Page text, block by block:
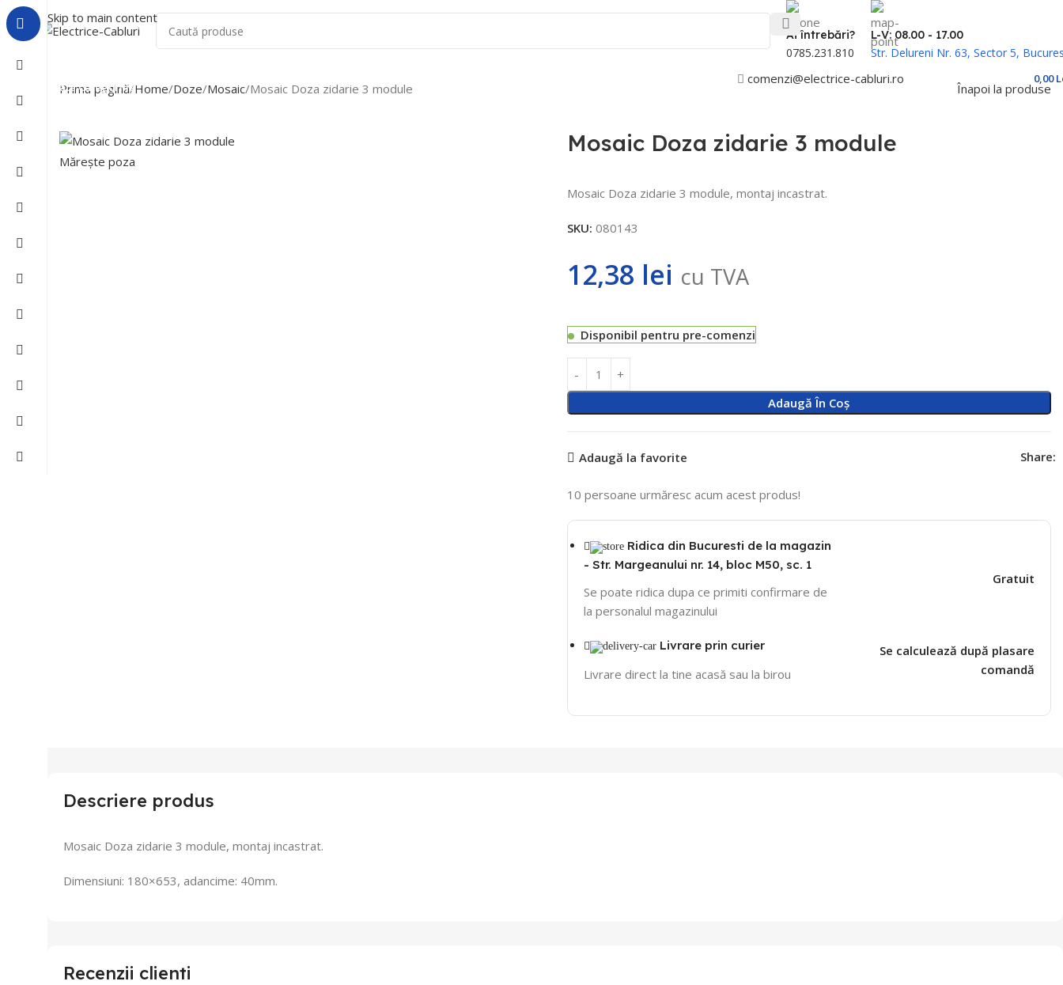
Skip to main content
Ai întrebări?
0785.231.810
L-V: 08.00 - 17.00
Str. Delureni Nr. 63, Sector 5,
Toate Categoriile
comenzi@electrice-cabluri.ro 0,00
Prima pagină Home Doze Mosaic Mosaic Doza zidarie 3 module Înapoi la produse
Mărește poza
Mosaic Doza zidarie 3 module
Mosaic Doza zidarie 3 module, montaj incastrat.
SKU: 080143
12,38 lei cu TVA
Disponibil pentru pre-comenzi
Adaugă În Coș
Adaugă la favorite Share:
10 persoane urmăresc acum acest produs!
Ridica din Bucuresti de la magazin
- Str. Margeanului nr. 14, bloc M50, sc. 1
Se poate ridica dupa ce primiti confirmare de
la personalul magazinului
Gratuit
Livrare prin curier
Livrare direct la tine acasă sau la birou
Se calculează după plasare
comandă
Descriere produs
Mosaic Doza zidarie 3 module, montaj incastrat.
Dimensiuni: 180×653, adancime: 40mm.
Recenzii clienti